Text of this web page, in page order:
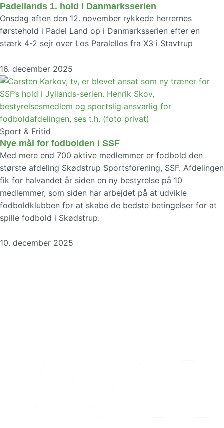
Padellands 1. hold i Danmarksserien
Onsdag aften den 12. november rykkede herrernes
førstehold i Padel Land op i Danmarksserien efter en
stærk 4-2 sejr over Los Paralellos fra X3 i Stavtrup
16. december 2025
Sport & Fritid
Nye mål for fodbolden i SSF
Med mere end 700 aktive medlemmer er fodbold den
største afdeling Skødstrup Sportsforening, SSF. Afdelingen
fik for halvandet år siden en ny bestyrelse på 10
medlemmer, som siden har arbejdet på at udvikle
fodboldklubben for at skabe de bedste betingelser for at
spille fodbold i Skødstrup.
10. december 2025